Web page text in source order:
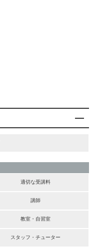
適切な受講料
講師
教室・自習室
スタッフ・チューター